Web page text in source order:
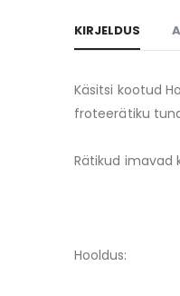
KIRJELDUS
Käsitsi kootud
froteerätiku
Rätikud imavad
Hooldus: